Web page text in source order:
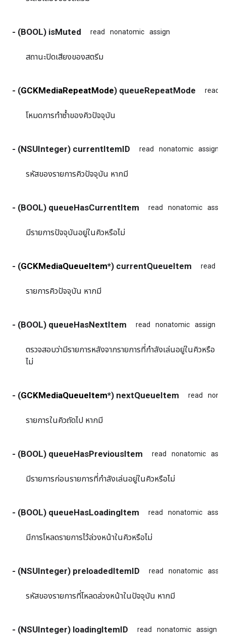
- (BOOL) isMuted read nonatomic assign
สถานะปิดเสียงของสตรีม
- (GCKMediaRepeatMode) queueRepeatMode read
โหมดการทำซ้ำของคิวปัจจุบัน
- (NSUInteger) currentItemID read nonatomic assign
รหัสของรายการคิวปัจจุบัน หากมี
- (BOOL) queueHasCurrentItem read nonatomic
มีรายการปัจจุบันอยู่ในคิวหรือไม่
- (GCKMediaQueueItem*) currentQueueItem read
รายการคิวปัจจุบัน หากมี
- (BOOL) queueHasNextItem read nonatomic assign
ตรวจสอบว่ามีรายการหลังจากรายการที่กำลังเล่นอยู่ในคิวหรือ
ไม่
- (GCKMediaQueueItem*) nextQueueItem read
รายการในคิวถัดไป หากมี
- (BOOL) queueHasPreviousItem read nonatomic
มีรายการก่อนรายการที่กำลังเล่นอยู่ในคิวหรือไม่
- (BOOL) queueHasLoadingItem read nonatomic
มีการโหลดรายการไว้ล่วงหน้าในคิวหรือไม่
- (NSUInteger) preloadedItemID read nonatomic
รหัสของรายการที่โหลดล่วงหน้าในปัจจุบัน หากมี
- (NSUInteger) loadingItemID read nonatomic assign